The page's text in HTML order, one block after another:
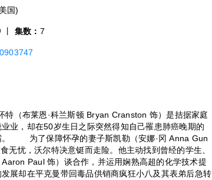
国)
丨 集数： 7
（布莱恩·科兰斯顿 Bryan Cranston 饰）是拮据家庭
业，却在50岁生日之际突然得知自己罹患肺癌晚期的
。 为了保障怀孕的妻子斯凯勒（安娜·冈 Anna Gun
无忧，沃尔特决意铤而走险。他主动找到曾经的学生、
Paul 饰）谈合作，并运用娴熟高超的化学技术提
展却在平克曼带回毒品供销商疯狂小八及其表弟后急转